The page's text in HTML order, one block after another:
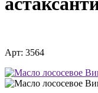
Арт: 3564